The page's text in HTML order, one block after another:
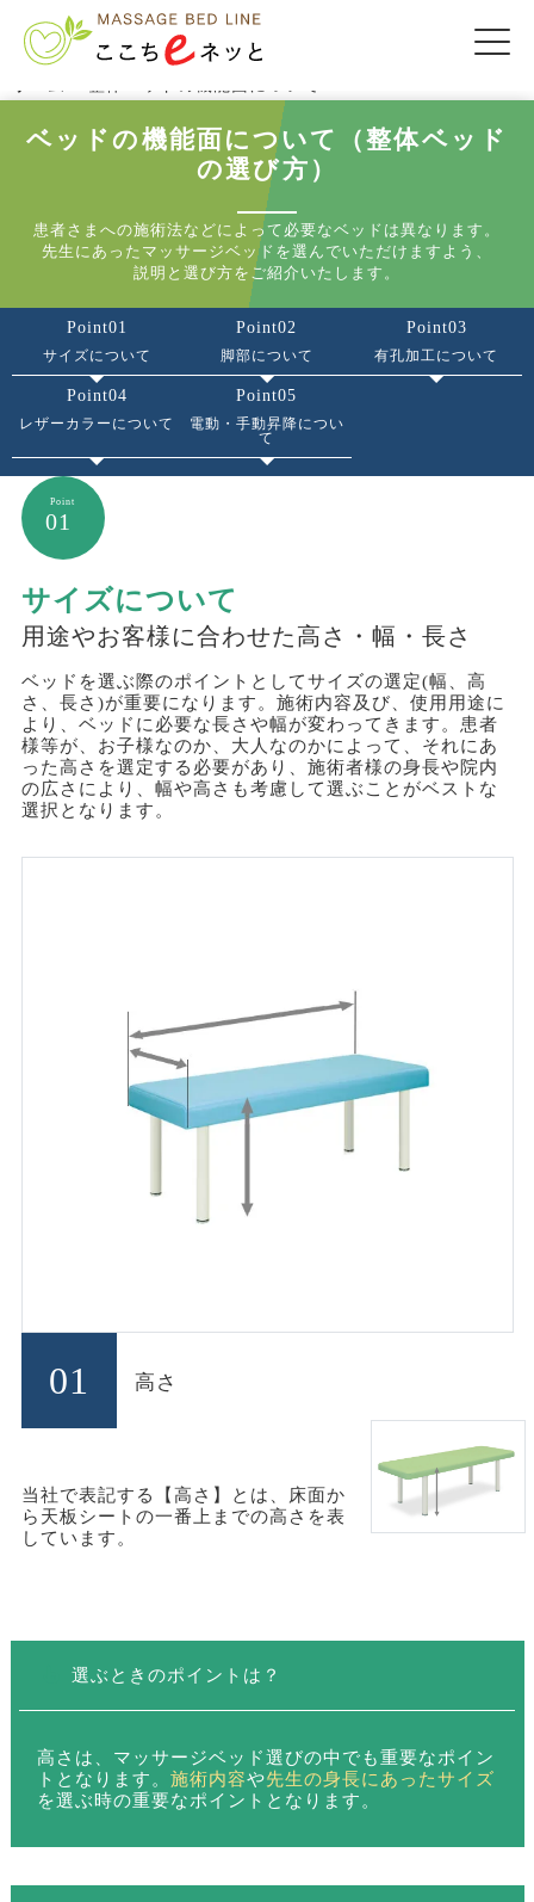
ベッドの機能面について（整体ベッド
の選び方）
患者さまへの施術法などによって必要なベッドは異なります。
先生にあったマッサージベッドを選んでいただけますよう、
説明と選び方をご紹介いたします。
Point01
サイズについて
Point02
脚部について
Point03
有孔加工について
Point04
レザーカラーについて
Point05
電動・手動昇降につい
て
01
サイズについて
用途やお客様に合わせた高さ・幅・長さ
ベッドを選ぶ際のポイントとしてサイズの選定(幅、高
さ、長さ)が重要になります。施術内容及び、使用用途に
より、ベッドに必要な長さや幅が変わってきます。患者
様等が、お子様なのか、大人なのかによって、それにあ
った高さを選定する必要があり、施術者様の身長や院内
の広さにより、幅や高さも考慮して選ぶことがベストな
選択となります。
01 高さ
当社で表記する【高さ】とは、床面か
ら天板シートの一番上までの高さを表
しています。
選ぶときのポイントは？
高さは、マッサージベッド選びの中でも重要なポイン
トとなります。 施術内容や先生の身長にあったサイズ
を選ぶ時の重要なポイントとなります。